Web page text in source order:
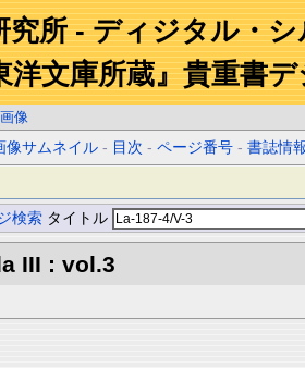
究所 - ディジタル・
洋文庫所蔵』貴重書
像
像サムネイル - 目次 -ページ番号 -書誌情
検索 タイトル
III : vol.3